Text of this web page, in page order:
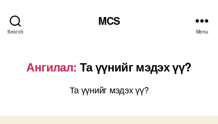
Search
MCS
Menu
Ангилал: Та үүнийг мэдэх үү?
Та үүнийг мэдэх үү?